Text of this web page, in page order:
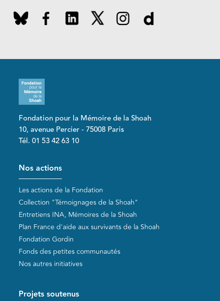
Fondation pour la Mémoire de la Shoah
10, avenue Percier - 75008 Paris
Tél. 01 53 42 63 10
Pied de page
Nos actions
Les actions de la Fondation
Collection "Témoignages de la Shoah"
Entretiens INA, Mémoires de la Shoah
Plan France d'aide aux survivants de la Shoah
Fondation Gordin
Fonds des petites communautés
Nos autres initiatives
Projets soutenus